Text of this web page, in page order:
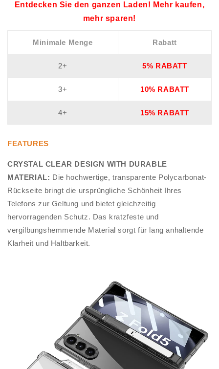
Entdecken Sie den ganzen Laden! Mehr kaufen,
mehr sparen!
Minimale Menge Rabatt
2+ 5% RABATT
3+ 10% RABATT
4+ 15% RABATT
FEATURES
CRYSTAL CLEAR DESIGN WITH DURABLE
MATERIAL: Die hochwertige, transparente Polycarbonat-
Rückseite bringt die ursprüngliche Schönheit Ihres
Telefons zur Geltung und bietet gleichzeitig
hervorragenden Schutz. Das kratzfeste und
vergilbungshemmende Material sorgt für lang anhaltende
Klarheit und Haltbarkeit.